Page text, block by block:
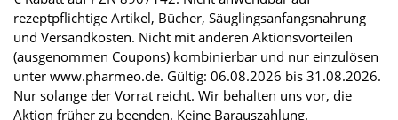
rezeptpflichtige Artikel, Bücher, Säuglingsanfangsnahrung
und Versandkosten. Nicht mit anderen Aktionsvorteilen
(ausgenommen Coupons) kombinierbar und nur einzulösen
unter www.pharmeo.de. Gültig: 06.08.2026 bis 31.08.2026.
Nur solange der Vorrat reicht. Wir behalten uns vor, die
Aktion früher zu beenden. Keine Barauszahlung.